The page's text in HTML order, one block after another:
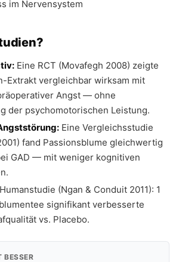
im Nervensystem
Eine RCT (Movafegh 2008) zeigte
Extrakt vergleichbar wirksam mit
Angst — ohne
der psychomotorischen Leistung.
Eine Vergleichsstudie
fand Passionsblume gleichwertig
GAD — mit weniger kognitiven
Humanstudie (Ngan & Conduit 2011): 1
signifikant verbesserte
vs. Placebo.
BESSER